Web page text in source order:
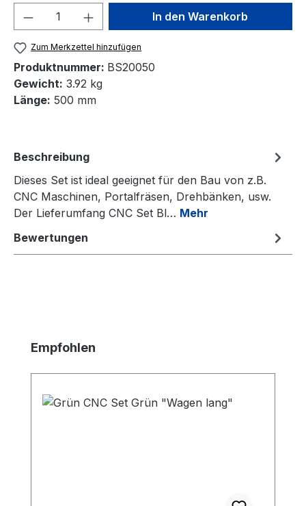
Produkt Anzahl: Gib denIn den Warenkorb
Zum Merkzettel hinzufügen
Produktnummer: BS20050
Gewicht: 3.92 kg
Länge: 500 mm
Beschreibung
Dieses Set ist ideal geeignet für den Bau von z.B.
CNC Maschinen, Portalfräsen, Drehbänken, usw.
Der Lieferumfang CNC Set Bl… Mehr
Bewertungen
Produktgalerie überspringen
Empfohlen